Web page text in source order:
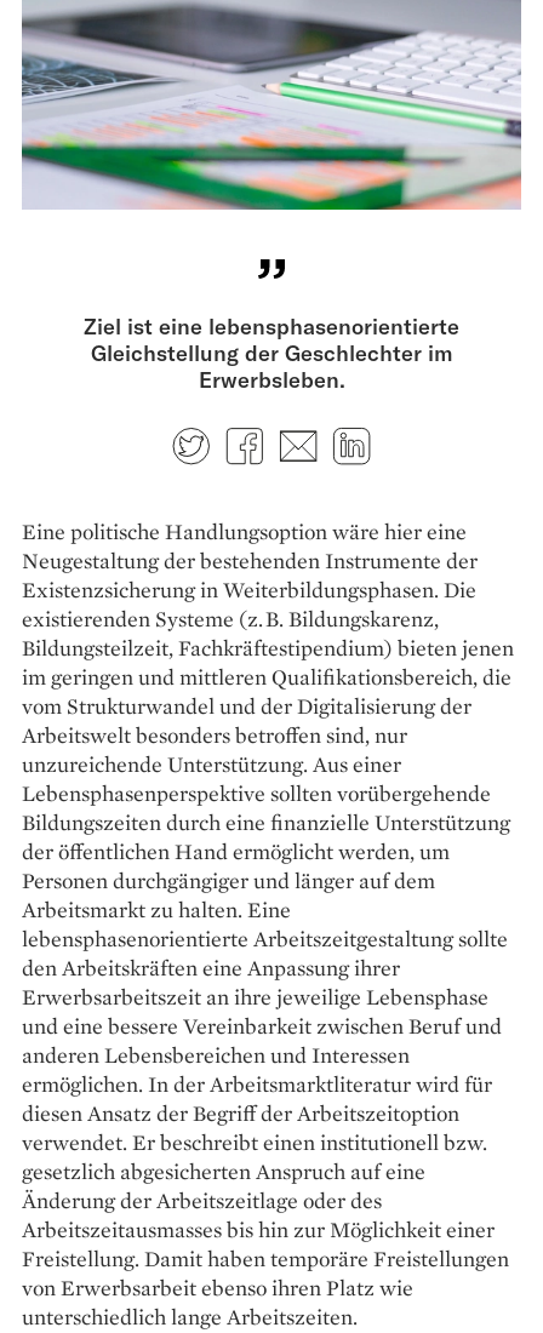
Ziel ist eine lebensphasenorientierte
Gleichstellung der Geschlechter im
Erwerbsleben.
TwitterFacebook
E-mail
Eine politische Handlungsoption wäre hier eine
Neugestaltung der bestehenden Instrumente der
Existenzsicherung in Weiterbildungsphasen. Die
existierenden Systeme (z. B. Bildungskarenz,
Bildungsteilzeit, Fachkräftestipendium) bieten jenen
im geringen und mittleren Qualifikationsbereich, die
vom Strukturwandel und der Digitalisierung der
Arbeitswelt besonders betroffen sind, nur
unzureichende Unterstützung. Aus einer
Lebensphasenperspektive sollten vorübergehende
Bildungszeiten durch eine finanzielle Unterstützung
der öffentlichen Hand ermöglicht werden, um
Personen durchgängiger und länger auf dem
Arbeitsmarkt zu halten. Eine
lebensphasenorientierte Arbeitszeitgestaltung sollte
den Arbeitskräften eine Anpassung ihrer
Erwerbsarbeitszeit an ihre jeweilige Lebensphase
und eine bessere Vereinbarkeit zwischen Beruf und
anderen Lebensbereichen und Interessen
ermöglichen. In der Arbeitsmarktliteratur wird für
diesen Ansatz der Begriff der Arbeitszeitoption
verwendet. Er beschreibt einen institutionell bzw.
gesetzlich abgesicherten Anspruch auf eine
Änderung der Arbeitszeitlage oder des
Arbeitszeitausmasses bis hin zur Möglichkeit einer
Freistellung. Damit haben temporäre Freistellungen
von Erwerbsarbeit ebenso ihren Platz wie
unterschiedlich lange Arbeitszeiten.